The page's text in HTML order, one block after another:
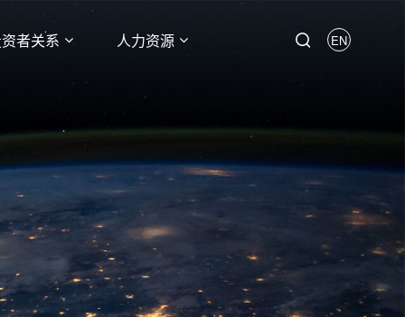
者关系 人力资源 EN